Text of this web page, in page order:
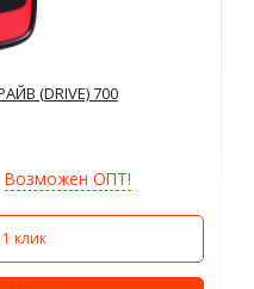
(DRIVE) 700
Возможен ОПТ!
клик